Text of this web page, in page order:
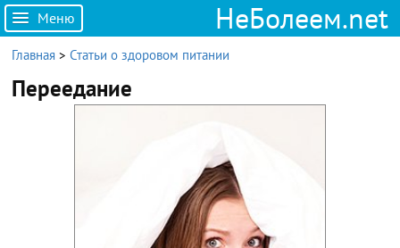
Меню НеБолеем.net
Главная >Статьи о здоровом питании
Переедание